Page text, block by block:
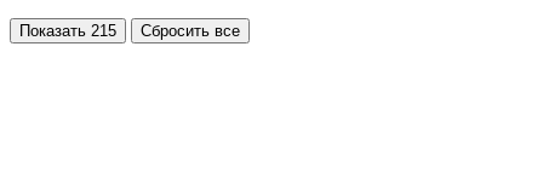
Показать 215 Сбросить все